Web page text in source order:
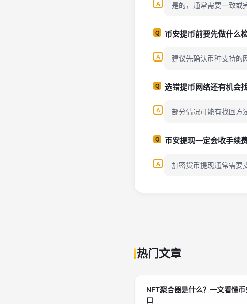
是的，通常需要一致或
币安提币前要先做什么
建议先确认币种支持的
选错提币网络还有机会
部分情况可能有找回方
币安提现一定会收手续
加密货币提现通常需要
热门文章
NFT聚合器是什么？一文看懂
口